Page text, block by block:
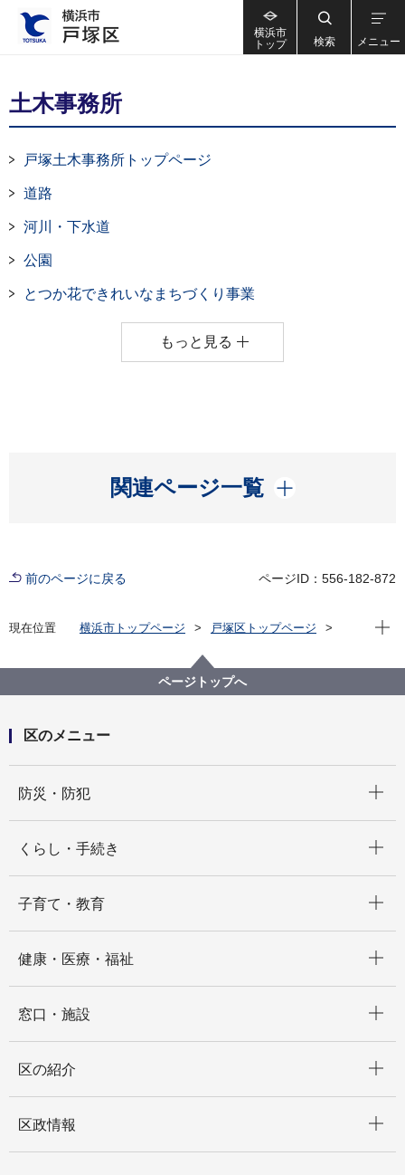
横浜市
トップ
検索 メニュー
土木事務所
戸塚土木事務所トップページ
道路
河川・下水道
公園
とつか花できれいなまちづくり事業
もっと見る
関連ページ一覧
開く
前のページに戻る ページID：556-182-872
現在位置 横浜市トップページ
戸塚区トップページ
現在
ページトップへ
区のメニュー
防災・防犯
くらし・手続き
子育て・教育
健康・医療・福祉
窓口・施設
区の紹介
区政情報